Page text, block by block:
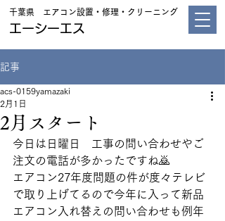
千葉県 エアコン設置・修理・クリーニング
エーシーエス
記事
2月スタート
acs-0159yamazaki
2月1日
今日は日曜日　工事の問い合わせやご
注文の電話が多かったですね🙇
エアコン27年度問題の件が度々テレビ
で取り上げてるので今年に入って新品
エアコン入れ替えの問い合わせも例年